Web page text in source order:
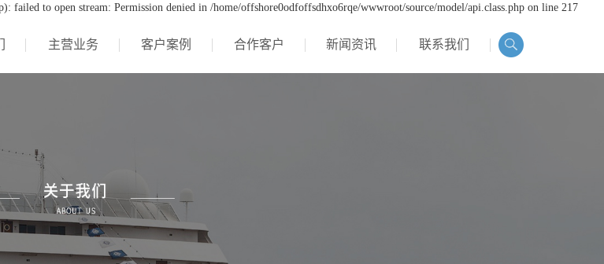
failed to open stream: Permission denied in /home/offshore0odfoffsdhxo6rqe/wwwroot/source/model/api.class.php on line 217
主营业务 客户案例 合作客户 新闻资讯 联系我们